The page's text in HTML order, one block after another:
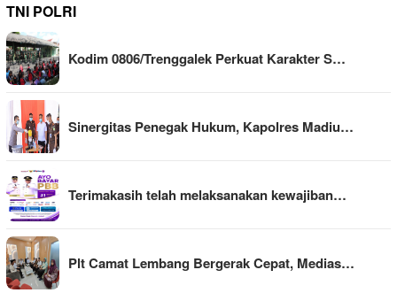
TNI POLRI
Kodim 0806/Trenggalek Perkuat Karakter S…
Sinergitas Penegak Hukum, Kapolres Madiu…
Terimakasih telah melaksanakan kewajiban…
Plt Camat Lembang Bergerak Cepat, Medias…